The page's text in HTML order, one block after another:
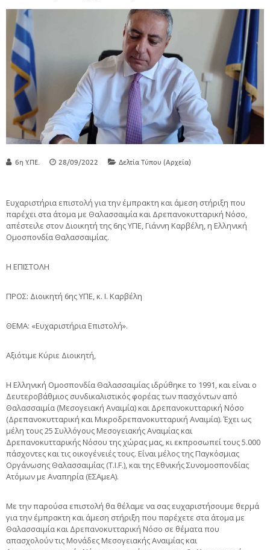
6η Υ.ΠΕ. 28/09/2022 Δελτία Τύπου (Αρχεία)
Ευχαριστήρια επιστολή για την έμπρακτη και άμεση στήριξη που
παρέχει στα άτομα με Θαλασσαιμία και Δρεπανοκυτταρική Νόσο,
απέστειλε στον Διοικητή της 6ης ΥΠΕ, Γιάννη Καρβέλη, η Ελληνική
Ομοσπονδία Θαλασσαιμίας.
Η ΕΠΙΣΤΟΛΗ
ΠΡΟΣ: Διοικητή 6ης ΥΠΕ, κ. Ι. Καρβέλη
ΘΕΜΑ: «Ευχαριστήρια Επιστολή».
Αξιότιμε Κύριε Διοικητή,
Η Ελληνική Ομοσπονδία Θαλασσαιμίας ιδρύθηκε το 1991, και είναι ο
Δευτεροβάθμιος συνδικαλιστικός φορέας των πασχόντων από
Θαλασσαιμία (Μεσογειακή Αναιμία) και Δρεπανοκυτταρική Νόσο
(Δρεπανοκυτταρική και Μικροδρεπανοκυτταρική Αναιμία). Έχει ως
μέλη τους 25 Συλλόγους Μεσογειακής Αναιμίας και
Δρεπανοκυτταρικής Νόσου της χώρας μας, κι εκπροσωπεί τους 5.000
πάσχοντες και τις οικογένειές τους. Είναι μέλος της Παγκόσμιας
Οργάνωσης Θαλασσαιμίας (T.I.F.), και της Εθνικής Συνομοσπονδίας
Ατόμων με Αναπηρία (ΕΣΑμεΑ).
Με την παρούσα επιστολή θα θέλαμε να σας ευχαριστήσουμε θερμά
για την έμπρακτη και άμεση στήριξη που παρέχετε στα άτομα με
Θαλασσαιμία και Δρεπανοκυτταρική Νόσο σε θέματα που
απασχολούν τις Μονάδες Μεσογειακής Αναιμίας και